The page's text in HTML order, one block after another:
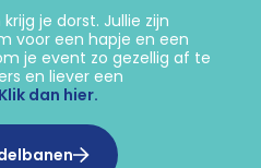
je dorst. Jullie zijn
voor een hapje en een
je event zo gezellig af te
en liever een
Klik dan hier.